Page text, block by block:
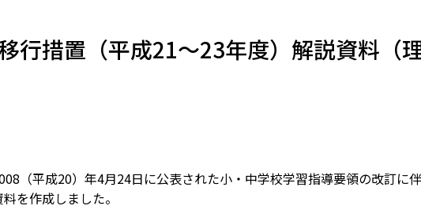
行措置（平成21～23年度）解説資料（理
（平成20）年4月24日に公表された小・中学校学習指導要領の改訂に
料を作成しました。